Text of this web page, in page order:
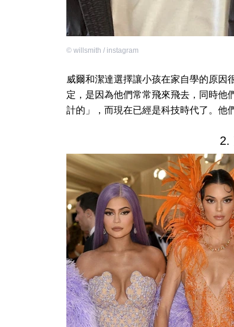
© willsmith / instagram
威爾和潔達選擇讓小孩在家自學的原因
定，是因為他們常常飛來飛去，同時他
計的」，而現在已經是科技時代了。他
2.